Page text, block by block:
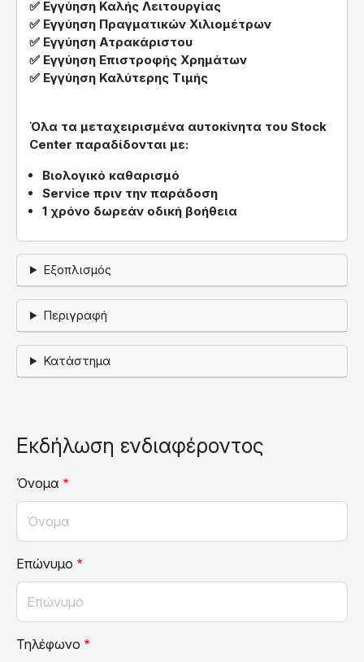
✅ Εγγύηση Καλής Λειτουργίας
✅ Εγγύηση Πραγματικών Χιλιομέτρων
✅ Εγγύηση Ατρακάριστου
✅ Εγγύηση Επιστροφής Χρημάτων
✅ Εγγύηση Καλύτερης Τιμής
Όλα τα μεταχειρισμένα αυτοκίνητα του Stock
Center παραδίδονται με:
Βιολογικό καθαρισμό
Service πριν την παράδοση
1 χρόνο δωρεάν οδική βοήθεια
Εξοπλισμός
Περιγραφή
Κατάστημα
Εκδήλωση ενδιαφέροντος
Όνομα
Επώνυμο
Τηλέφωνο